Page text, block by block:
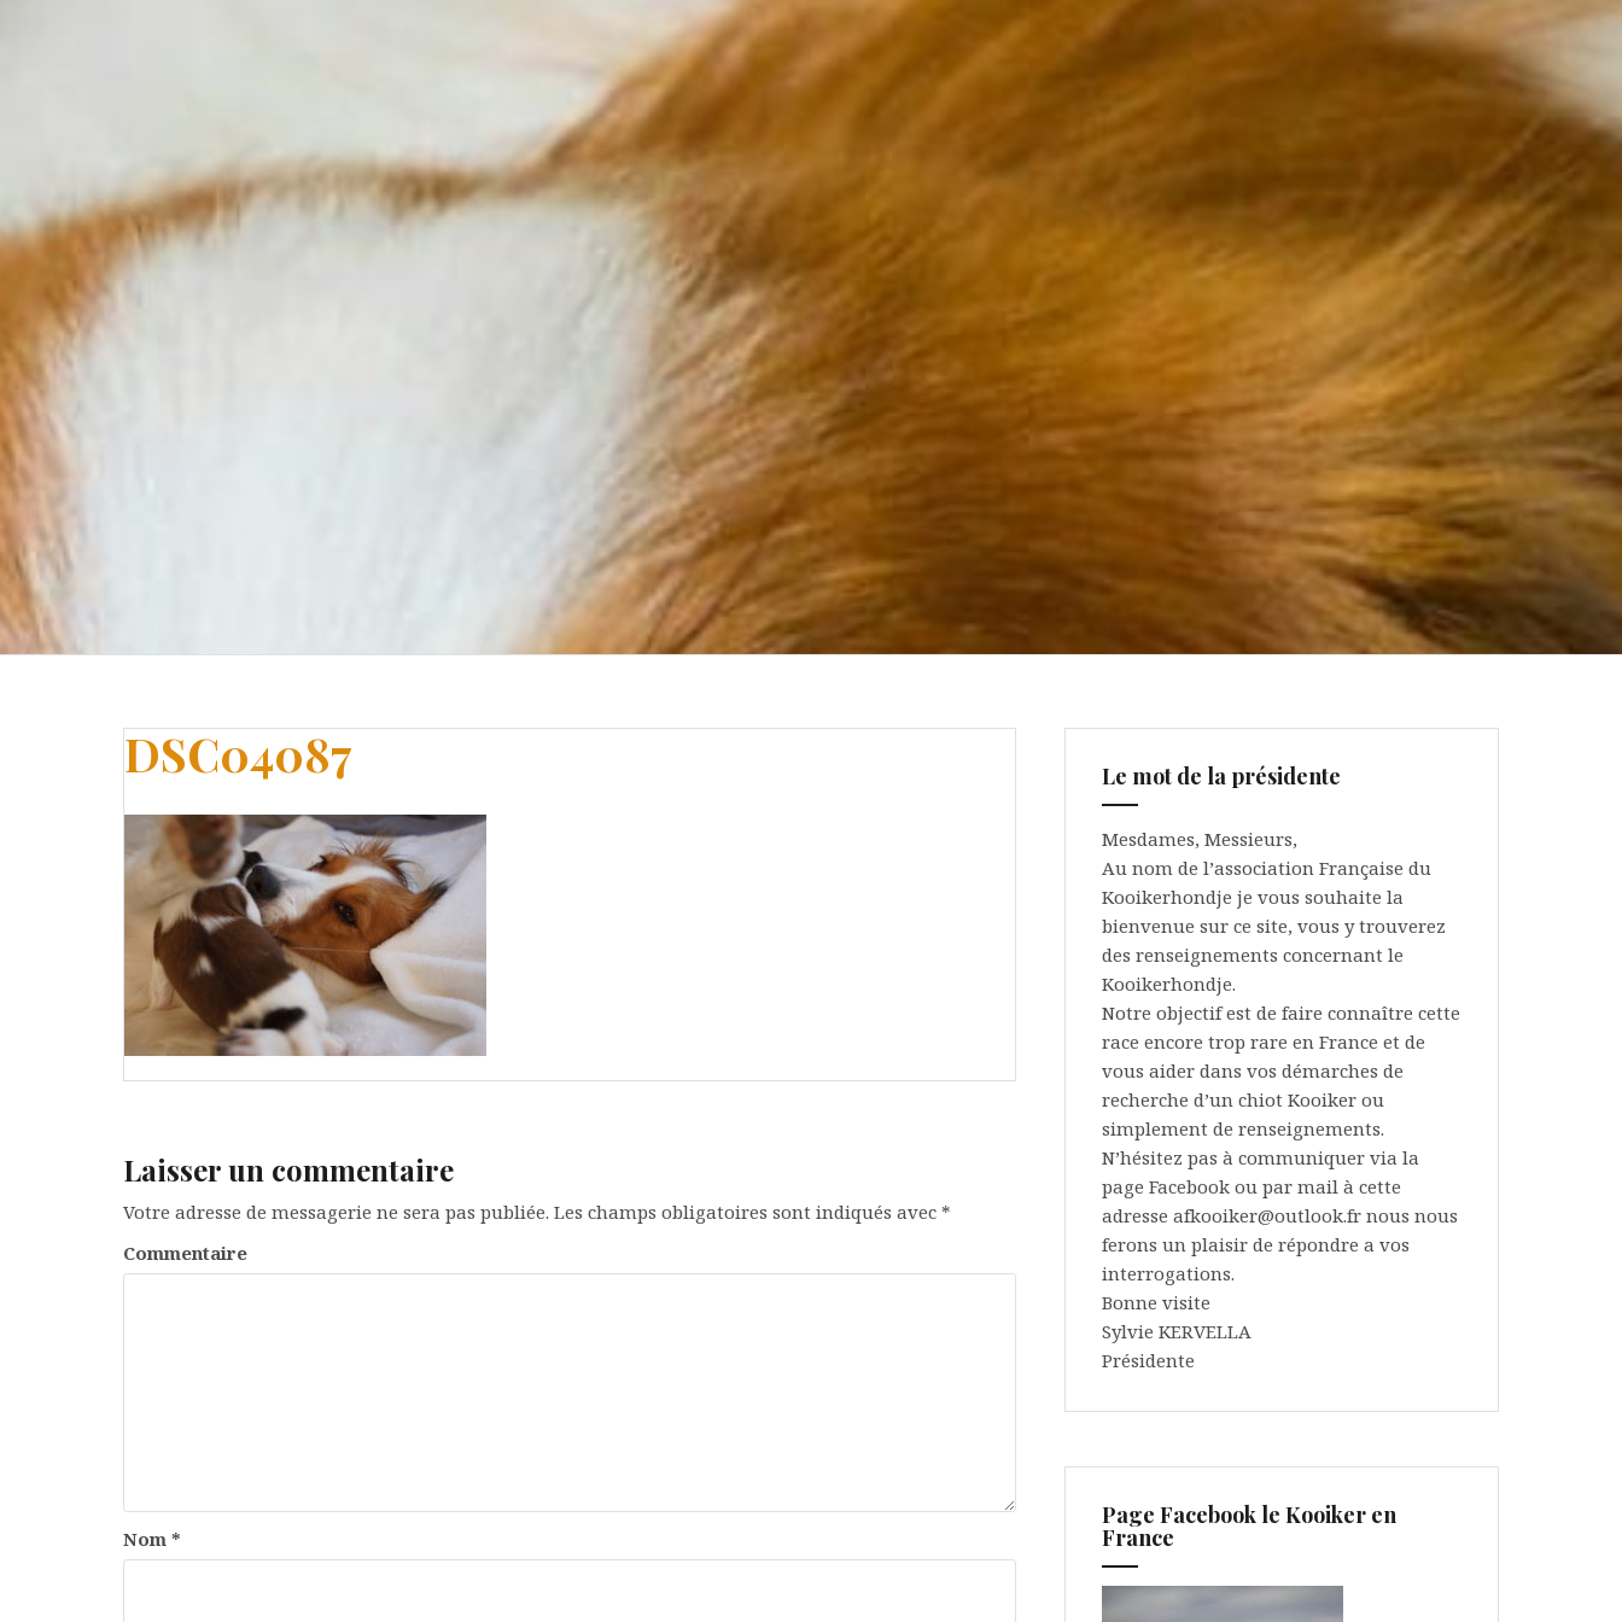
DSC04087
Laisser un commentaire
Votre adresse de messagerie ne sera pas publiée. Les champs obligatoires sont indiqués avec *
Commentaire
Nom *
Le mot de la présidente
Mesdames, Messieurs,
Au nom de l’association Française du
Kooikerhondje je vous souhaite la
bienvenue sur ce site, vous y trouverez
des renseignements concernant le
Kooikerhondje.
Notre objectif est de faire connaître cette
race encore trop rare en France et de
vous aider dans vos démarches de
recherche d’un chiot Kooiker ou
simplement de renseignements.
N’hésitez pas à communiquer via la
page Facebook ou par mail à cette
adresse afkooiker@outlook.fr nous nous
ferons un plaisir de répondre a vos
interrogations.
Bonne visite
Sylvie KERVELLA
Présidente
Page Facebook le Kooiker en
France